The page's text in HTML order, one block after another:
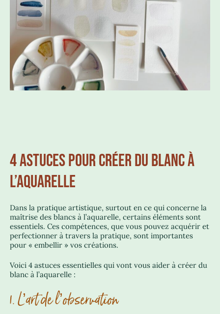
4 ASTUCES POUR CRÉER DU BLANC À
L’AQUARELLE
Dans la pratique artistique, surtout en ce qui concerne la
maîtrise des blancs à l’aquarelle, certains éléments sont
essentiels. Ces compétences, que vous pouvez acquérir et
perfectionner à travers la pratique, sont importantes
pour « embellir » vos créations.
Voici 4 astuces essentielles qui vont vous aider à créer du
blanc à l’aquarelle :
1. L’art de l’observation